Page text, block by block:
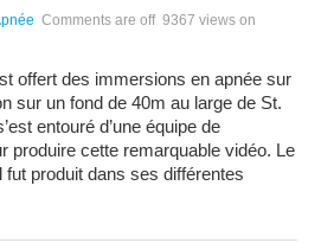
Comments are off 9367 views on
offert des immersions en apnée sur
sur un fond de 40m au large de St.
entouré d’une équipe de
produire cette remarquable vidéo. Le
fut produit dans ses différentes